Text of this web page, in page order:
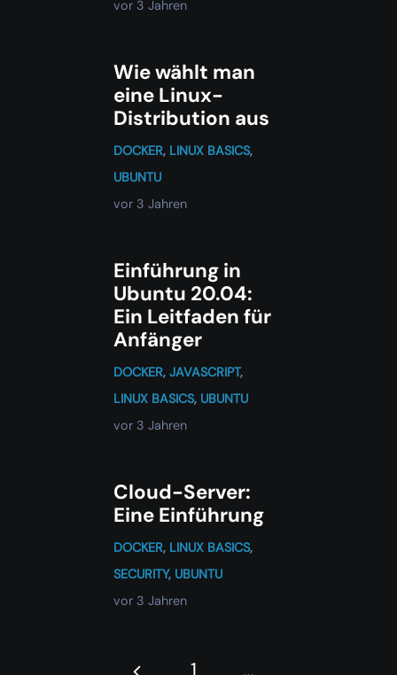
vor 3 Jahren
Wie wählt man
eine Linux-
Distribution aus
DOCKER, LINUX BASICS,
UBUNTU
vor 3 Jahren
Einführung in
Ubuntu 20.04:
Ein Leitfaden für
Anfänger
DOCKER, JAVASCRIPT,
LINUX BASICS, UBUNTU
vor 3 Jahren
Cloud-Server:
Eine Einführung
DOCKER, LINUX BASICS,
SECURITY, UBUNTU
vor 3 Jahren
1 …